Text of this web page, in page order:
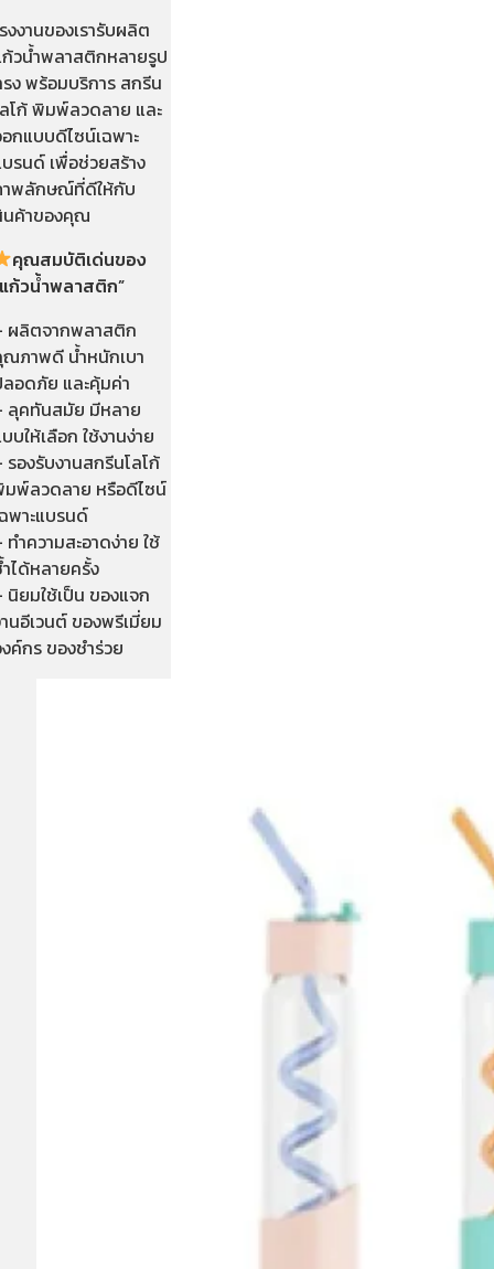
งงานของเรารับผลิต
วน้ำพลาสติกหลายรูป
ง พร้อมบริการ สกรีน
โก้ พิมพ์ลวดลาย และ
กแบบดีไซน์เฉพาะ
รนด์ เพื่อช่วยสร้าง
พลักษณ์ที่ดีให้กับ
ค้าของคุณ
คุณสมบัติเด่นของ
ก้วน้ำพลาสติก”
ผลิตจากพลาสติก
ภาพดี น้ำหนักเบา
อดภัย และคุ้มค่า
ลุคทันสมัย มีหลาย
บให้เลือก ใช้งานง่าย
รองรับงานสกรีนโลโก้
พ์ลวดลาย หรือดีไซน์
พาะแบรนด์
ทำความสะอาดง่าย ใช้
ได้หลายครั้ง
นิยมใช้เป็น ของแจก
นอีเวนต์ ของพรีเมี่ยม
ค์กร ของชำร่วย